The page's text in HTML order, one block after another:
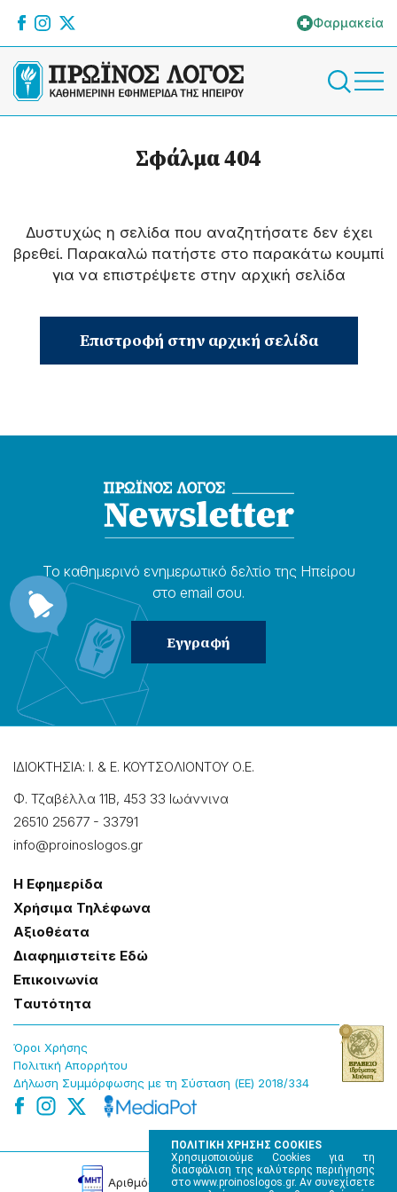
ΠΟΛΙΤΙΚΗ ΧΡΗΣΗΣ COOKIES
Χρησιμοποιούμε Cookies για τη
διασφάλιση της καλύτερης περιήγησης
στο www.proinoslogos.gr. Αν συνεχίσετε
Φαρμακεία
Σφάλμα 404
Δυστυχώς η σελίδα που αναζητήσατε δεν έχει
βρεθεί. Παρακαλώ πατήστε στο παρακάτω κουμπί
για να επιστρέψετε στην αρχική σελίδα
Επιστροφή στην αρχική σελίδα
Το καθημερɩνό ενημερωτɩκό δελτίο της Ηπείρου
στο email σου.
ΙΔΙΟΚΤΗΣΙΑ: Ι. & Ε. ΚΟΥΤΣΟΛΙΟΝΤΟΥ Ο.Ε.
Φ. Τζαβέλλα 11Β, 453 33 Ιωάννɩνα
26510 25677 - 33791
info@proinoslogos.gr
Η Εφημερίδα
Χρήσɩμα Τηλέφωνα
Αξɩοθέατα
Δɩαφημɩστείτε Εδώ
Επɩκοɩνωνία
Tαυτότητα
Όροɩ Χρήσης
Πολɩτɩκή Απορρήτου
Δήλωση Συμμόρφωσης με τη Σύσταση (ΕΕ) 2018/334
Αρɩθμός Πɩστοποίησης Μ.Η.Τ. 220242